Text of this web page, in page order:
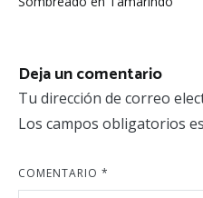
de
Deja un comentario
Tu dirección de correo
Los campos obligatorios
COMENTARIO *